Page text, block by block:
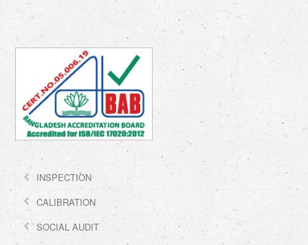
INSPECTION
CALIBRATION
SOCIAL AUDIT